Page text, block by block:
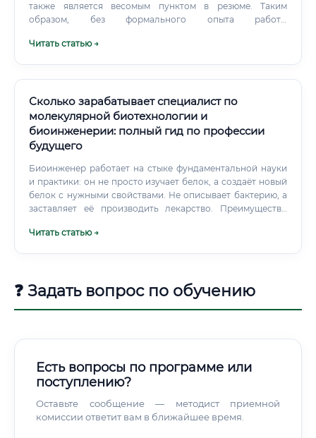
также является весомым пунктом в резюме. Таким
образом, без формального опыта работы
демонстрирующего ваши реальные умения — нельзя.
Читать статью →
Сколько зарабатывает специалист по
молекулярной биотехнологии и
биоинженерии: полный гид по профессии
будущего
Биоинженер работает на стыке фундаментальной науки
и практики: он не просто изучает белок, а создаёт новый
белок с нужными свойствами. Не описывает бактерию, а
заставляет её производить лекарство. Преимущество
востребованность, и, как следствие, выше зарплаты и
Читать статью →
❓ Задать вопрос по обучению
Есть вопросы по программе или
поступлению?
Оставьте сообщение — методист приемной
комиссии ответит вам в ближайшее время.